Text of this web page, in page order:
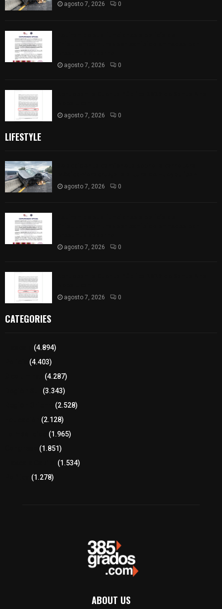
agosto 7, 2026 0
agosto 7, 2026 0
agosto 7, 2026 0
LIFESTYLE
agosto 7, 2026 0
agosto 7, 2026 0
agosto 7, 2026 0
CATEGORIES
(4.894)
(4.403)
(4.287)
(3.343)
(2.528)
(2.128)
(1.965)
(1.851)
(1.534)
(1.278)
ABOUT US